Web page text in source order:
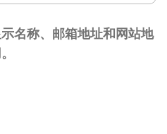
名称、邮箱地址和网站地